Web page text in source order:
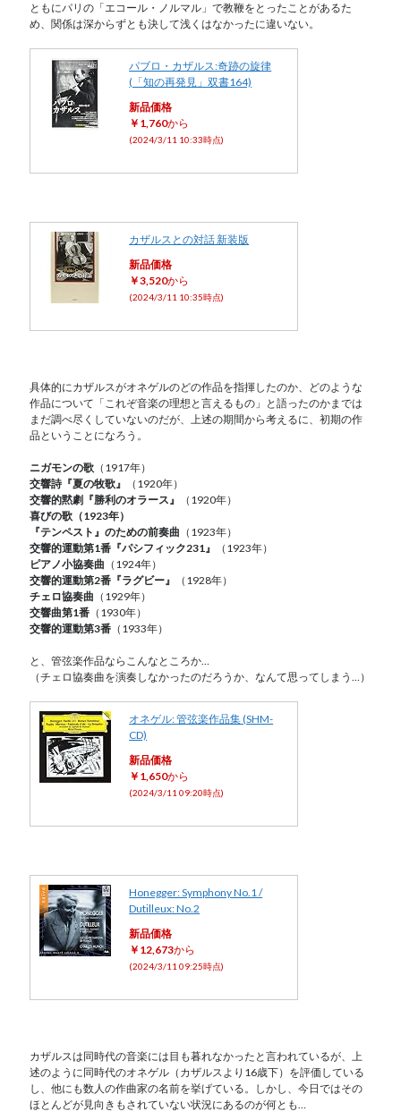
ともにパリの「エコール・ノルマル」で教鞭をとったことがあるた
め、関係は深からずとも決して浅くはなかったに違いない。
パブロ・カザルス:奇跡の旋律
(「知の再発見」双書164)
新品価格
￥1,760から
(2024/3/11 10:33時点)
カザルスとの対話 新装版
新品価格
￥3,520から
(2024/3/11 10:35時点)
具体的にカザルスがオネゲルのどの作品を指揮したのか、どのような
作品について「これぞ音楽の理想と言えるもの」と語ったのかまでは
まだ調べ尽くしていないのだが、上述の期間から考えるに、初期の作
品ということになろう。
ニガモンの歌 （1917年）
交響詩『夏の牧歌』
（1920年）
交響的黙劇『勝利のオラース』
（1920年）
喜びの歌（1923年）
『テンペスト』のための前奏曲 （1923年）
交響的運動第1番『パシフィック231』
（1923年）
ピアノ小協奏曲 （1924年）
交響的運動第2番『ラグビー』
（1928年）
チェロ協奏曲 （1929年）
交響曲第1番 （1930年）
交響的運動第3番 （1933年）
と、管弦楽作品ならこんなところか…
（チェロ協奏曲を演奏しなかったのだろうか、なんて思ってしまう…）
オネゲル: 管弦楽作品集 (SHM-
CD)
新品価格
￥1,650から
(2024/3/11 09:20時点)
Honegger: Symphony No.1 /
Dutilleux: No.2
新品価格
￥12,673から
(2024/3/11 09:25時点)
カザルスは同時代の音楽には目も暮れなかったと言われているが、上
述のように同時代のオネゲル（カザルスより16歳下）を評価している
し、他にも数人の作曲家の名前を挙げている。しかし、今日ではその
ほとんどが見向きもされていない状況にあるのが何とも…